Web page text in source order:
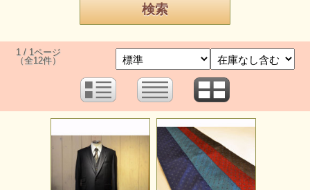
1 / 1ページ
（全12件）